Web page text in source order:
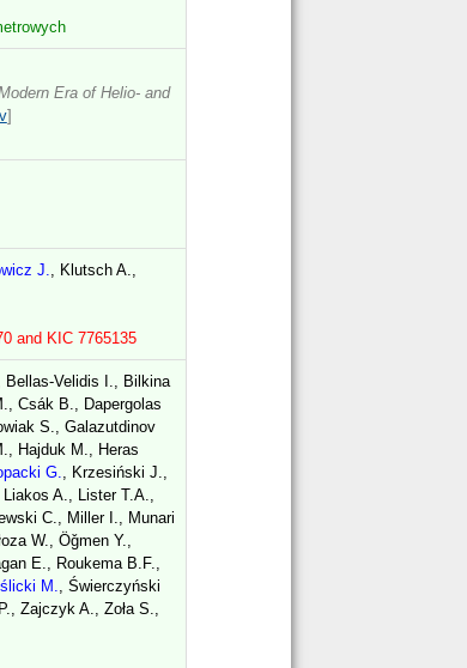
Era of Helio- and
]
J., Klutsch A.,
and KIC 7765135
Bellas-Velidis I., Bilkina
Csák B., Dapergolas
S., Galazutdinov
Hajduk M., Heras
G., Krzesiński J.,
A., Lister T.A.,
C., Miller I., Munari
W., Öǧmen Y.,
E., Roukema B.F.,
M., Świerczyński
Zajczyk A., Zoła S.,